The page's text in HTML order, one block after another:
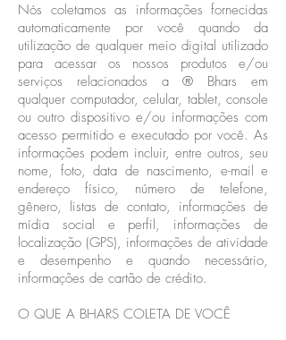
Nós coletamos as informações fornecidas
automaticamente por você quando da
utilização de qualquer meio digital utilizado
para acessar os nossos produtos e/ou
serviços relacionados a ® Bhars em
qualquer computador, celular, tablet, console
ou outro dispositivo e/ou informações com
acesso permitido e executado por você. As
informações podem incluir, entre outros, seu
nome, foto, data de nascimento, e-mail e
endereço físico, número de telefone,
gênero, listas de contato, informações de
mídia social e perfil, informações de
localização (GPS), informações de atividade
e desempenho e quando necessário,
informações de cartão de crédito.
O QUE A BHARS COLETA DE VOCÊ